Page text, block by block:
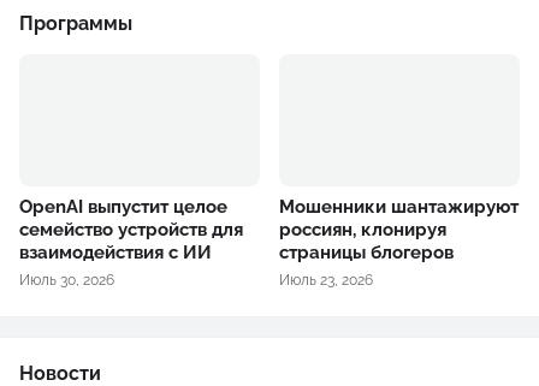
Программы
OpenAI выпустит целое
семейство устройств для
взаимодействия с ИИ
Июль 30, 2026
Мошенники шантажируют
россиян, клонируя
страницы блогеров
Июль 23, 2026
Новости